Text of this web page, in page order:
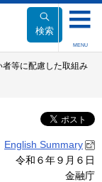
検索
MENU
等に配慮した取組み
English Summary
令和６年９月６日
金融庁